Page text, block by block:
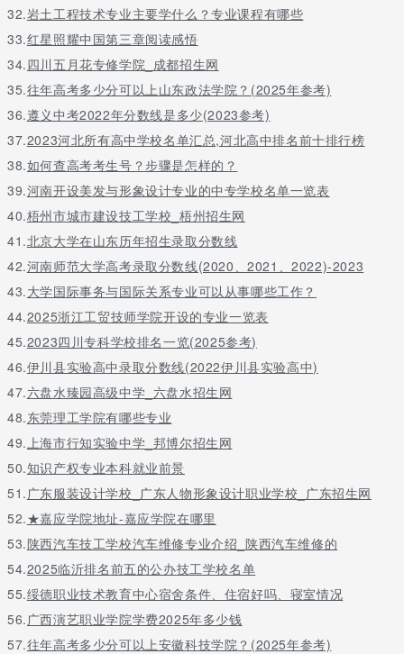
高职单招联合测试总成绩由文化素质成绩和附加分组成。我校在考
生职业适应性测试成绩合格的基础上，以联合测试总成绩高低为依
据进行录取。
（一）职业适应性测试成绩
职业适应性测试满分为300分，测试结果以合格和不合格记，高于
120分（含120分）为合格，低于120分或不参加测试为不合格。职
业适应性测试结束后，联盟院校将在联合测试网站申报系统
（httpsss://gxgzlm.com/）公布考生联合测试总成绩和职业适应性
测试是否合格。
（二）文化素质成绩
文化素质成绩采用考生的高中学业水平考试成绩中的语文、数学、
英语三个科目原始分成绩总和。
（三）附加分
1．加分项目及加分标准
序号
加分项目
加分标准
申请方式及要求
1
32.岩土工程技术专业主要学什么？专业课程有哪些
33.红星照耀中国第三章阅读感悟
34.四川五月花专修学院_成都招生网
35.往年高考多少分可以上山东政法学院？(2025年参考)
36.遵义中考2022年分数线是多少(2023参考)
37.2023河北所有高中学校名单汇总,河北高中排名前十排行榜
38.如何查高考考生号？步骤是怎样的？
39.河南开设美发与形象设计专业的中专学校名单一览表
40.梧州市城市建设技工学校_梧州招生网
41.北京大学在山东历年招生录取分数线
42.河南师范大学高考录取分数线(2020、2021、2022)-2023
43.大学国际事务与国际关系专业可以从事哪些工作？
44.2025浙江工贸技师学院开设的专业一览表
45.2023四川专科学校排名一览(2025参考)
46.伊川县实验高中录取分数线(2022伊川县实验高中)
47.六盘水臻园高级中学_六盘水招生网
48.东莞理工学院有哪些专业
49. 上海市行知实验中学_邦博尔招生网
50.知识产权专业本科就业前景
51. 广东服装设计学校_广东人物形象设计职业学校_广东招生网
52.★嘉应学院地址-嘉应学院在哪里
53.陕西汽车技工学校汽车维修专业介绍_陕西汽车维修的
54.2025临沂排名前五的公办技工学校名单
55.绥德职业技术教育中心宿舍条件、住宿好吗、寝室情况
56. 广西演艺职业学院学费2025年多少钱
57.往年高考多少分可以上安徽科技学院？(2025年参考)